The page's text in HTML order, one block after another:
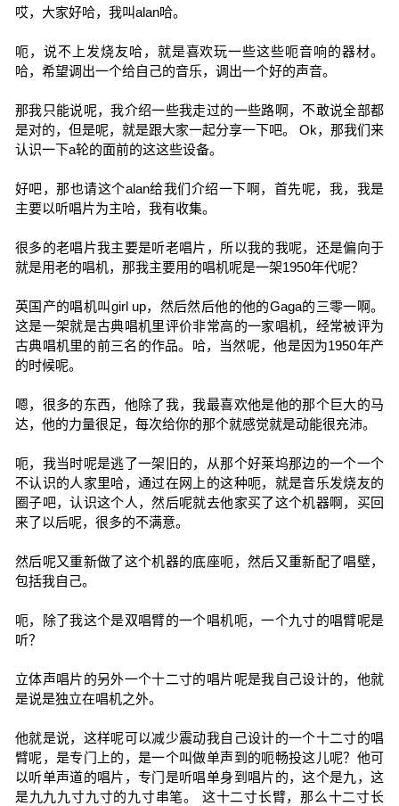
哎，大家好哈，我叫alan哈。
呃，说不上发烧友哈，就是喜欢玩一些这些呃音响的器材。
哈，希望调出一个给自己的音乐，调出一个好的声音。
那我只能说呢，我介绍一些我走过的一些路啊，不敢说全部都
是对的，但是呢，就是跟大家一起分享一下吧。 Ok，那我们来
认识一下a轮的面前的这这些设备。
好吧，那也请这个alan给我们介绍一下啊，首先呢，我，我是
主要以听唱片为主哈，我有收集。
很多的老唱片我主要是听老唱片，所以我的我呢，还是偏向于
就是用老的唱机，那我主要用的唱机呢是一架1950年代呢？
英国产的唱机叫girl up，然后然后他的他的Gaga的三零一啊。
这是一架就是古典唱机里评价非常高的一家唱机，经常被评为
古典唱机里的前三名的作品。哈，当然呢，他是因为1950年产
的时候呢。
嗯，很多的东西，他除了我，我最喜欢他是他的那个巨大的马
达，他的力量很足，每次给你的那个就感觉就是动能很充沛。
呃，我当时呢是逃了一架旧的，从那个好莱坞那边的一个一个
不认识的人家里哈，通过在网上的这种呃，就是音乐发烧友的
圈子吧，认识这个人，然后呢就去他家买了这个机器啊，买回
来了以后呢，很多的不满意。
然后呢又重新做了这个机器的底座呃，然后又重新配了唱壁，
包括我自己。
呃，除了我这个是双唱臂的一个唱机呃，一个九寸的唱臂呢是
听？
立体声唱片的另外一个十二寸的唱片呢是我自己设计的，他就
是说是独立在唱机之外。
他就是说，这样呢可以减少震动我自己设计的一个十二寸的唱
臂呢，是专门上的，是一个叫做单声到的呃畅投这儿呢？他可
以听单声道的唱片，专门是听唱单身到唱片的，这个是九，这
是九九九寸九寸的九寸串笔。 这十二寸长臂，那么十二寸长